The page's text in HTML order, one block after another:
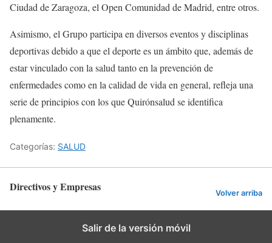
Ciudad de Zaragoza, el Open Comunidad de Madrid, entre otros.
Asimismo, el Grupo participa en diversos eventos y disciplinas
deportivas debido a que el deporte es un ámbito que, además de
estar vinculado con la salud tanto en la prevención de
enfermedades como en la calidad de vida en general, refleja una
serie de principios con los que Quirónsalud se identifica
plenamente.
Categorías: SALUD
Directivos y Empresas Volver arriba
Salir de la versión móvil